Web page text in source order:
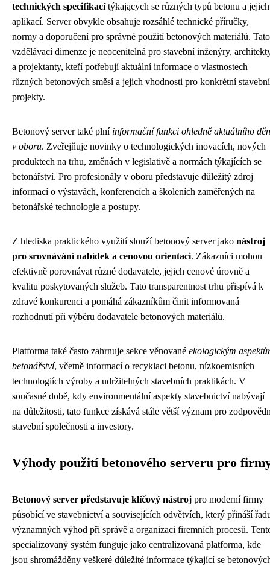
technických specifikacítýkających se různých typů betonu a jejich
aplikací. Server obvykle obsahuje rozsáhlé technické příručky,
normy a doporučení pro správné použití betonových materiálů. Tato
vzdělávací dimenze je neocenitelná pro stavební inženýry,
a projektanty, kteří potřebují aktuální informace o vlastnostech
různých betonových směsí a jejich vhodnosti pro konkrétní stavební
projekty.
Betonový server také plní informační funkci ohledně aktuálního
v oboru. Zveřejňuje novinky o technologických inovacích, nových
produktech na trhu, změnách v legislativě a normách týkajících se
betonářství. Pro profesionály v oboru představuje důležitý zdroj
informací o výstavách, konferencích a školeních zaměřených na
betonářské technologie a postupy.
Z hlediska praktického využití slouží betonový server jako nástroj
pro srovnávání nabídek a cenovou orientaci. Zákazníci mohou
efektivně porovnávat různé dodavatele, jejich cenové úrovně a
kvalitu poskytovaných služeb. Tato transparentnost trhu přispívá k
zdravé konkurenci a pomáhá zákazníkům činit informovaná
rozhodnutí při výběru dodavatele betonových materiálů.
Platforma také často zahrnuje sekce věnované ekologickým
betonářství, včetně informací o recyklaci betonu, nízkoemisních
technologiích výroby a udržitelných stavebních praktikách. V
současné době, kdy environmentální aspekty stavebnictví nabývají
na důležitosti, tato funkce získává stále větší význam pro
stavební společnosti a investory.
Výhody použití betonového serveru pro
Betonový server představuje klíčový nástroj pro moderní firmy
působící ve stavebnictví a souvisejících odvětvích, který přináší
významných výhod při správě a organizaci firemních procesů.
specializovaný systém funguje jako centralizovaná platforma, kde
jsou shromážděny veškeré důležité informace týkající se